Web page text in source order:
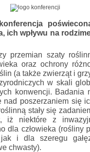
ich wpływu na
przemian szaty
oraz ochrony
(a także zwierząt i
w skali
konwencji. Badania
nad poszerzaniem się
stały się
iż niektóre z
dla człowieka (rośliny
i dla szeregu
chwasty).